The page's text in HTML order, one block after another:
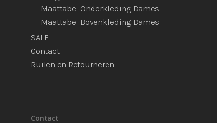
Maattabel Onderkleding Dames
Maattabel Bovenkleding Dames
SALE
Contact
Ruilen en Retourneren
Contact